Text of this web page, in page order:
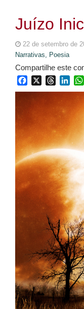
Juízo
22 de setembro de
Narrativas, Poesia
Compartilhe este
FacebookThreads